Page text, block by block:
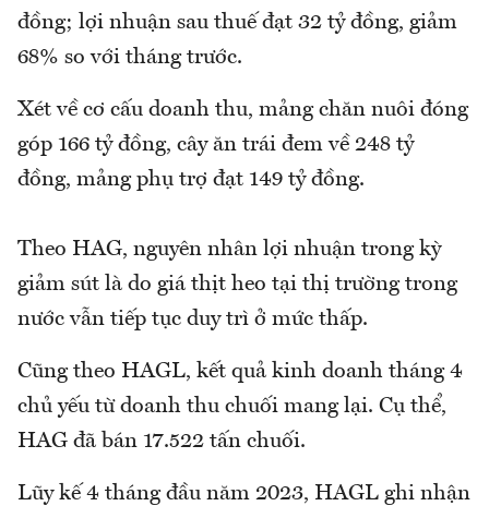
đồng; lợi nhuận sau thuế đạt 32 tỷ đồng, giảm
68% so với tháng trước.
Xét về cơ cấu doanh thu, mảng chăn nuôi đóng
góp 166 tỷ đồng, cây ăn trái đem về 248 tỷ
đồng, mảng phụ trợ đạt 149 tỷ đồng.
Theo HAG, nguyên nhân lợi nhuận trong kỳ
giảm sút là do giá thịt heo tại thị trường trong
nước vẫn tiếp tục duy trì ở mức thấp.
Cũng theo HAGL, kết quả kinh doanh tháng 4
chủ yếu từ doanh thu chuối mang lại. Cụ thể,
HAG đã bán 17.522 tấn chuối.
Lũy kế 4 tháng đầu năm 2023, HAGL ghi nhận